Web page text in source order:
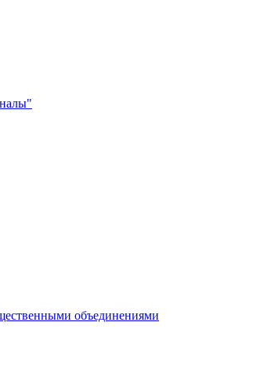
объединениями